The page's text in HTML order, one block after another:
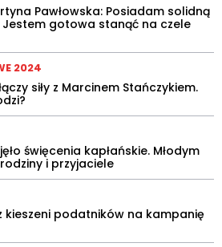
Pawłowska: Posiadam solidną
gotowa stanąć na czele
2024
siły z Marcinem Stańczykiem.
święcenia kapłańskie. Młodym
i przyjaciele
kieszeni podatników na kampanię